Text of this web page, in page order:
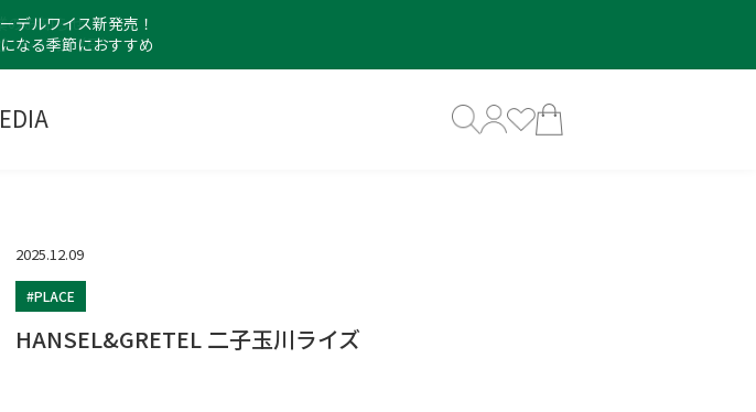
デルワイス新発売！
なる季節におすすめ
2025.12.09
#PLACE
HANSEL&GRETEL 二子玉川ライズ